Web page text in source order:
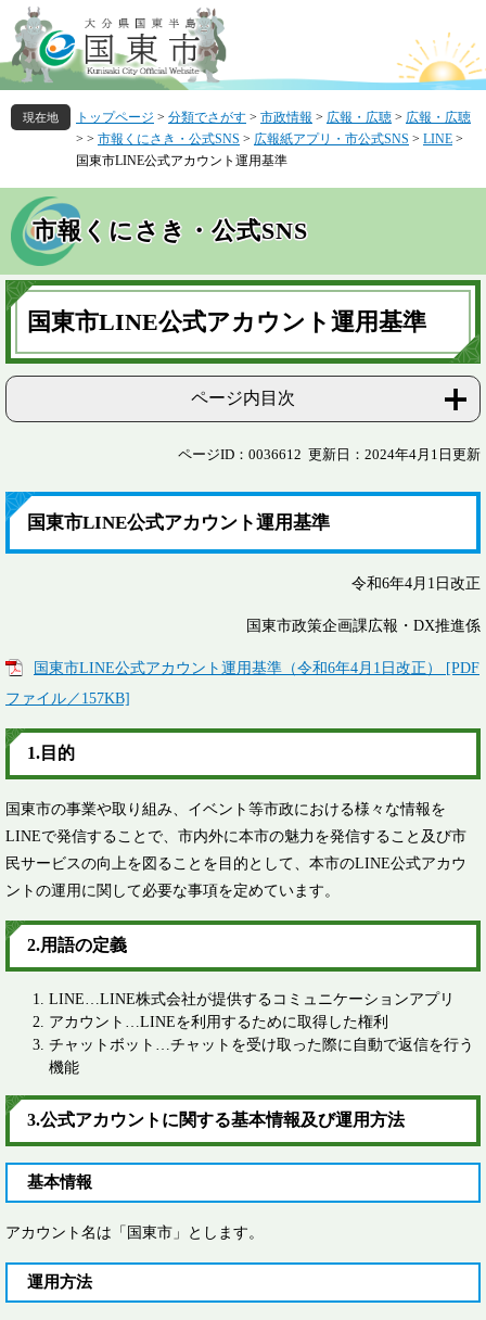
ー
ジ
の
先
頭
ニ
ュ
ー
を
飛
本
文
トップページ > 分類でさがす > 市政情報 > 広報・広聴 > 広報・広聴
> > 市報くにさき・公式SNS > 広報紙アプリ・市公式SNS > LINE >
国東市LINE公式アカウント運用基準
市報くにさき・公式SNS
本
文
国東市LINE公式アカウント運用基準
ページ内目次
ページID：0036612 更新日：2024年4月1日更新
国東市LINE公式アカウント運用基準
令和6年4月1日改正
国東市政策企画課広報・DX推進係
国東市LINE公式アカウント運用基準（令和6年4月1日改正） [PDF
ファイル／157KB]
1.目的
国東市の事業や取り組み、イベント等市政における様々な情報を
LINEで発信することで、市内外に本市の魅力を発信すること及び市
民サービスの向上を図ることを目的として、本市のLINE公式アカウ
ントの運用に関して必要な事項を定めています。
2.用語の定義
LINE…LINE株式会社が提供するコミュニケーションアプリ
アカウント…LINEを利用するために取得した権利
チャットボット…チャットを受け取った際に自動で返信を行う
機能
3.公式アカウントに関する基本情報及び運用方法
基本情報
アカウント名は「国東市」とします。
運用方法